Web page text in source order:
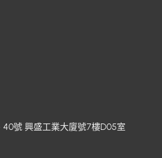
號 興盛工業大廈號7樓D05室